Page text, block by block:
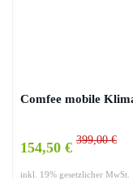
Comfee mobile
154,50 € 399,00 €
inkl. 19% gesetzlicher MwSt.